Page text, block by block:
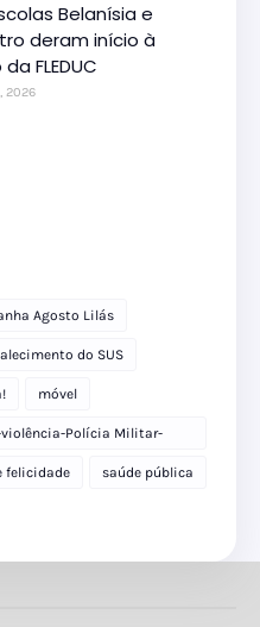
Belanísia e
deram início à
FLEDUC
2026
Agosto Lilás
do SUS
móvel
Polícia Militar-
felicidade saúde pública